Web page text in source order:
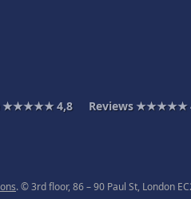
★★★★★4,8 Reviews ★★★★★
. © 3rd floor, 86 – 90 Paul St, London